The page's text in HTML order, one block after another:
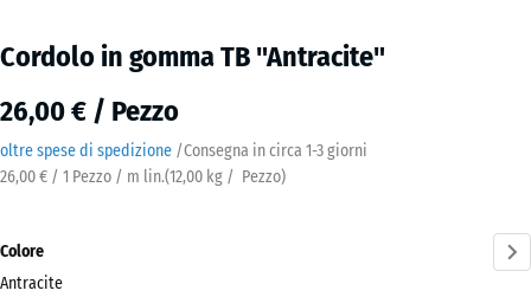
Cordolo in gomma TB "Antracite"
26,00 € / Pezzo
oltre spese di spedizione /Consegna in circa 1-3 giorni
26,00 € / 1 Pezzo / m lin.(12,00 kg / Pezzo)
Colore
Antracite